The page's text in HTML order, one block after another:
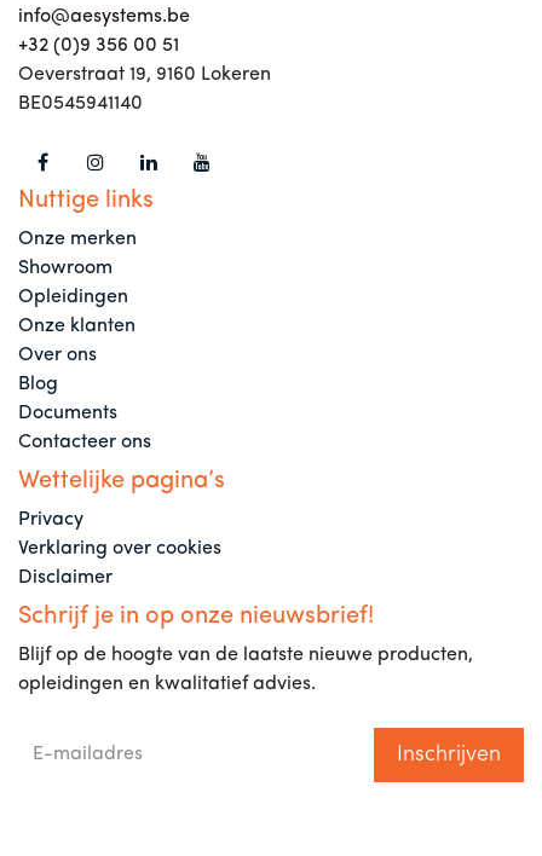
info@aesystems.be
+32 (0)9 356 00 51
Oeverstraat 19, 9160 Lokeren
BE0545941140
Nuttige links
Onze merken
Showroom
Opleidingen
Onze klanten
Over ons
Blog
Documents
Contacteer ons
Wettelijke pagina’s
Privacy
Verklaring over cookies
Disclaimer
Schrijf je in op onze nieuwsbrief!
Blijf op de hoogte van de laatste nieuwe producten,
opleidingen en kwalitatief advies.
Inschrijven